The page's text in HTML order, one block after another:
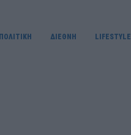
ΠΟΛΙΤΙΚΗ ΔΙΕΘΝΗ LIFESTYLE